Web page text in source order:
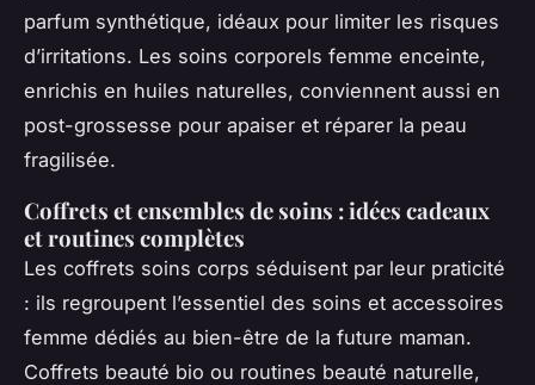
parfum synthétique, idéaux pour limiter les risques
d’irritations. Les soins corporels femme enceinte,
enrichis en huiles naturelles, conviennent aussi en
post-grossesse pour apaiser et réparer la peau
fragilisée.
Coffrets et ensembles de soins : idées cadeaux
et routines complètes
Les coffrets soins corps séduisent par leur praticité
: ils regroupent l’essentiel des soins et accessoires
femme dédiés au bien-être de la future maman.
Coffrets beauté bio ou routines beauté naturelle,